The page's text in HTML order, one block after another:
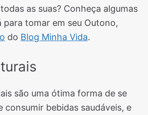
as suas? Conheça algumas
para tomar em seu Outono,
do Blog Minha Vida.
são uma ótima forma de se
consumir bebidas saudáveis, e